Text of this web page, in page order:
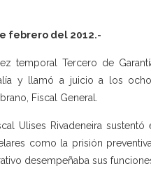
febrero del 2012.-
temporal Tercero de
y llamó a juicio a los
Fiscal General.
Ulises Rivadeneira
como la prisión
desempeñaba sus